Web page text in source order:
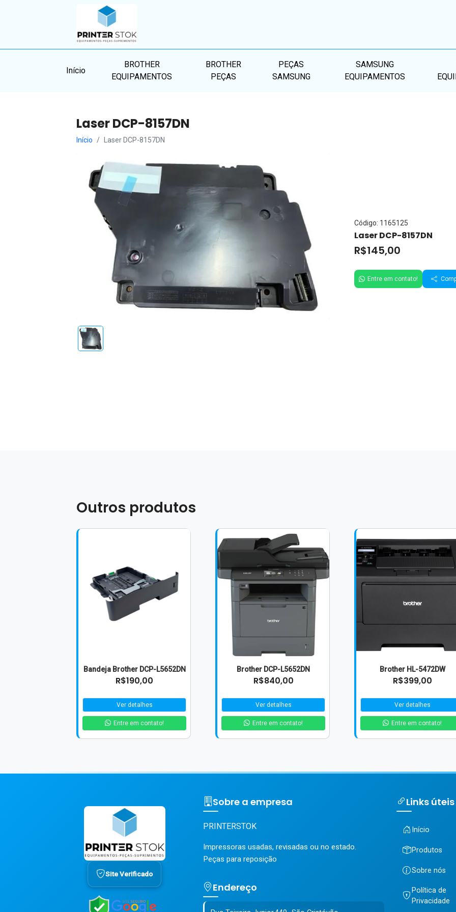
Início
BROTHER
EQUIPAMENTOS
BROTHER
PEÇAS
PEÇAS
SAMSUNG
SAMSUNG
EQUIPAMENTOS
Laser DCP-8157DN
Início Laser DCP-8157DN
Código: 1165125
Laser DCP-8157DN
R$145,00
Entre em contato!
Outros produtos
Bandeja Brother DCP-L5652DN
R$190,00
Ver detalhes
Entre em contato!
Brother DCP-L5652DN
R$840,00
Ver detalhes
Entre em contato!
Brother HL-5472DW
R$399,00
Ver detalhes
Entre em contato!
Site Verificado
Sobre a empresa
PRINTERSTOK
Impressoras usadas, revisadas ou no estado.
Peças para reposição
Endereço
Links úteis
Início
Produtos
Sobre nós
Política de
Privacidade